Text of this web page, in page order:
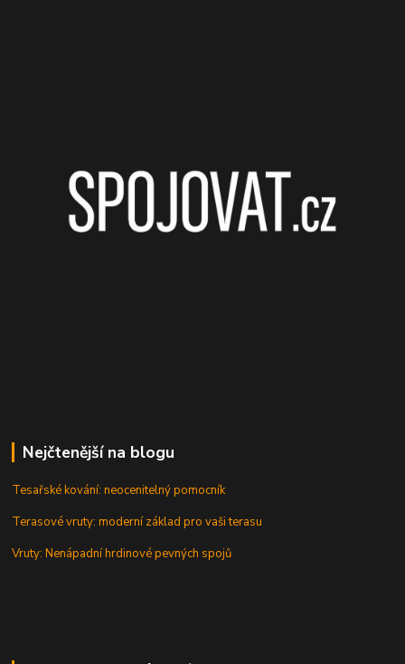
Nejčtenější na blogu
Tesařské kování: neocenitelný pomocník
Terasové vruty: moderní základ pro vaši terasu
Vruty: Nenápadní hrdinové pevných spojů